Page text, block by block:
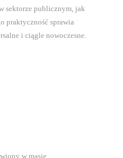
sektorze publicznym, jak
praktyczność sprawia
i ciągle nowoczesne.
w masie